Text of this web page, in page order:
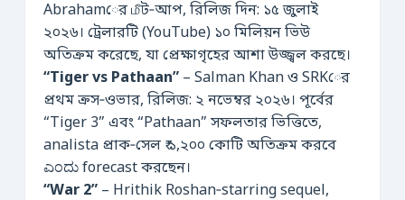
Abrahamের மீট‑আপ, রিলিজ দিন: ১৫ জুলাই
২০২৬। ট্রেলারটি (YouTube) ১০ মিলিয়ন ভিউ
অতিক্রম করেছে, যা প্রেক্ষাগৃহের আশা উজ্জ্বল করছে।
“Tiger vs Pathaan” – Salman Khan ও SRKের
প্রথম ক্রস‑ওভার, রিলিজ: ২ নভেম্বর ২০২৬। পূর্বের
“Tiger 3” এবং “Pathaan” সফলতার ভিত্তিতে,
analista প্রাক‑সেল ₹ ১,২০০ কোটি অতিক্রম করবে
ಎಂದು forecast করছেন।
“War 2” – Hrithik Roshan‑starring sequel,